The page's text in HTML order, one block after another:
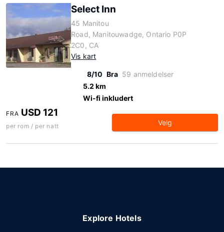
Select Inn
45 Manitou
Road, Manitouwadge, Ontario P0P
2C0, CA
Vis kart
8/10 Bra 59 anmeldelser
5.2 km
Wi-fi inkludert
FRA USD 121
per rom / per natt Velg
Explore Hotels